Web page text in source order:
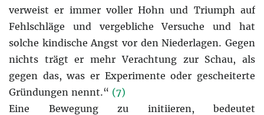
verweist er immer voller Hohn und Triumph auf
Fehlschläge und vergebliche Versuche und hat
solche kindische Angst vor den Niederlagen. Gegen
nichts trägt er mehr Verachtung zur Schau, als
gegen das, was er Experimente oder gescheiterte
Gründungen nennt.“ (7)
Eine Bewegung zu initiieren, bedeutet